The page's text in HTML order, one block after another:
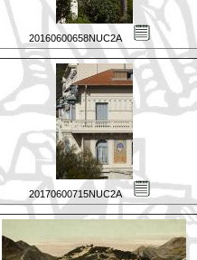
20160600658NUC2A
20170600715NUC2A